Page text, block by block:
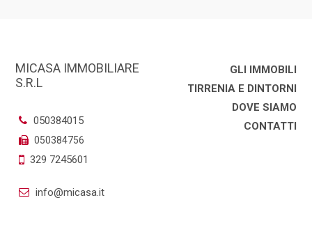
MICASA IMMOBILIARE
S.R.L
050384015
050384756
329 7245601
info@micasa.it
GLI IMMOBILI
TIRRENIA E DINTORNI
DOVE SIAMO
CONTATTI